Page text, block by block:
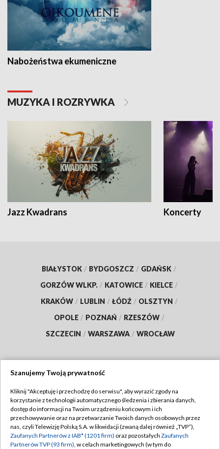
Nabożeństwa ekumeniczne
MUZYKA I ROZRYWKA
Jazz Kwadrans Koncerty
BIAŁYSTOK / BYDGOSZCZ / GDAŃSK /
GORZÓW WLKP. / KATOWICE / KIELCE /
KRAKÓW / LUBLIN / ŁÓDŹ / OLSZTYN /
OPOLE / POZNAŃ / RZESZÓW /
SZCZECIN / WARSZAWA / WROCŁAW
TVP
Abonament TVP
Emisja w TVP
Regulamin TVP
Polityka prywatności
Szanujemy Twoją prywatność
Kliknij "Akceptuję i przechodzę do serwisu", aby wyrazić zgody na
korzystanie z technologii automatycznego śledzenia i zbierania danych,
dostęp do informacji na Twoim urządzeniu końcowym i ich
przechowywanie oraz na przetwarzanie Twoich danych osobowych przez
nas, czyli Telewizję Polską S.A. w likwidacji (zwaną dalej również „TVP”),
Zaufanych Partnerów z IAB* (1201 firm) oraz pozostałych Zaufanych
Partnerów TVP (93 firm), w celach marketingowych (w tym do